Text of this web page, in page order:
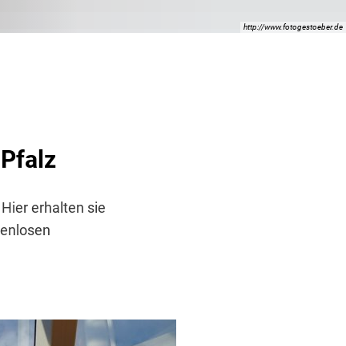
http://www.fotogestoeber.de
erhalten sie